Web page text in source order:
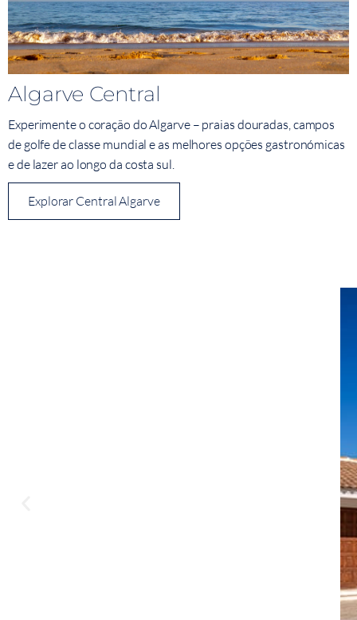
Algarve Central
Experimente o coração do Algarve – praias douradas, campos
de golfe de classe mundial e as melhores opções gastronómicas
e de lazer ao longo da costa sul.
Explorar Central Algarve